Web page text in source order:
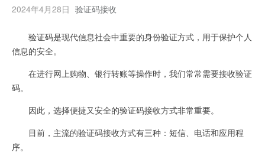
2024年4月28日 验证码接收
验证码是现代信息社会中重要的身份验证方式，用于保护个人
信息的安全。
在进行网上购物、银行转账等操作时，我们常常需要接收验证
码。
因此，选择便捷又安全的验证码接收方式非常重要。
目前，主流的验证码接收方式有三种：短信、电话和应用程
序。